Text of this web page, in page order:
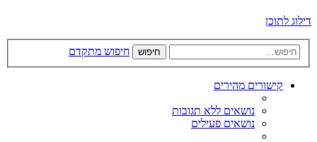
דילוג לתוכן
חיפוש חיפוש מתקדם
קישורים מהירים
נושאים ללא תגובות
נושאים פעילים